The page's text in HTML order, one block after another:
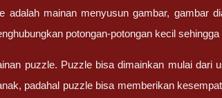
mainan menyusun gambar, gambar
potongan-potongan kecil
puzzle. Puzzle bisa dimainkan mulai dari
padahal puzzle bisa memberikan